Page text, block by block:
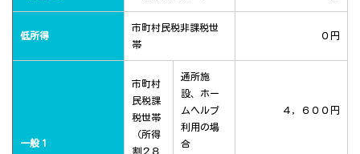
低所得
市町村民税非課税世
帯
０円
一般１
市町村
民税課
税世帯
（所得
割２８
通所施
設、ホー
ムヘルプ
利用の場
合
４，６００円